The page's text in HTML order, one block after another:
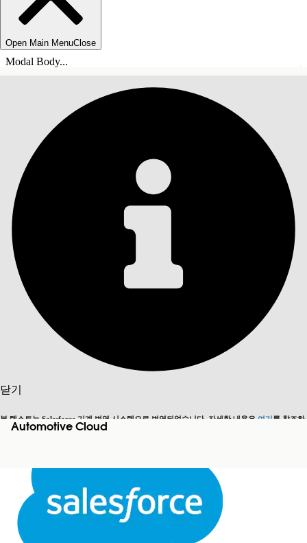
Open Main MenuClose
Modal Body...
닫기
본 텍스트는 Salesforce 기계 번역 시스템으로 번역되었습니다. 자세한 내용은 여기를 참조하
세요.
영어로 전환 지금 안 함
닫기닫기
Automotive Cloud
목차